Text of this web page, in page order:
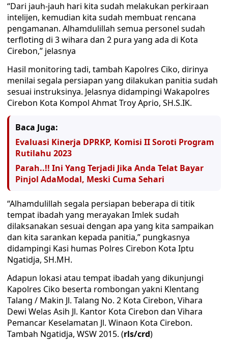
“Dari jauh-jauh hari kita sudah melakukan perkiraan
intelijen, kemudian kita sudah membuat rencana
pengamanan. Alhamdulillah semua personel sudah
terfloting di 3 wihara dan 2 pura yang ada di Kota
Cirebon,” jelasnya
Hasil monitoring tadi, tambah Kapolres Ciko, dirinya
menilai segala persiapan yang dilakukan panitia sudah
sesuai instruksinya. Jelasnya didampingi Wakapolres
Cirebon Kota Kompol Ahmat Troy Aprio, SH.S.IK.
Baca Juga:
Evaluasi Kinerja DPRKP, Komisi II Soroti Program
Rutilahu 2023
Parah..!! Ini Yang Terjadi Jika Anda Telat Bayar
Pinjol AdaModal, Meski Cuma Sehari
“Alhamdulillah segala persiapan beberapa di titik
tempat ibadah yang merayakan Imlek sudah
dilaksanakan sesuai dengan apa yang kita sampaikan
dan kita sarankan kepada panitia,” pungkasnya
didampingi Kasi humas Polres Cirebon Kota Iptu
Ngatidja, SH.MH.
Adapun lokasi atau tempat ibadah yang dikunjungi
Kapolres Ciko beserta rombongan yakni Klentang
Talang / Makin Jl. Talang No. 2 Kota Cirebon, Vihara
Dewi Welas Asih Jl. Kantor Kota Cirebon dan Vihara
Pemancar Keselamatan Jl. Winaon Kota Cirebon.
Tambah Ngatidja, WSW 2015. (rls/crd)